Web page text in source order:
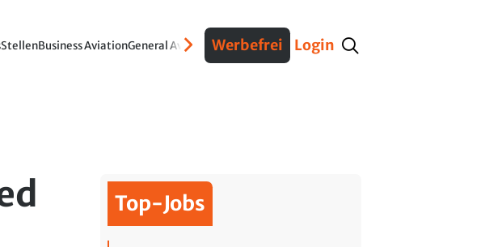
StellenBusiness AviationGeneral AviationVerteidigungInterviews Fracht
Werbefrei Login
Top-Jobs